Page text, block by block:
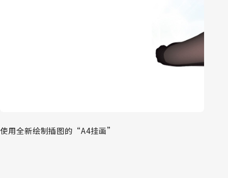
使用全新绘制插图的“A4挂画”